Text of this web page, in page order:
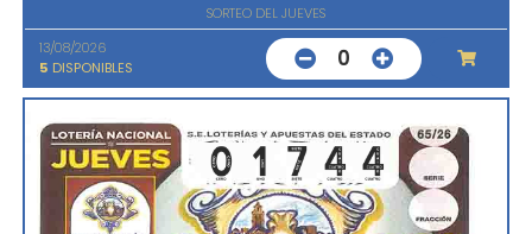
SORTEO DEL JUEVES
13/08/2026
5 DISPONIBLES 0